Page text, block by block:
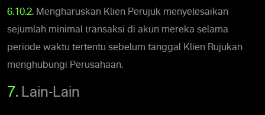
6.10.2. Mengharuskan Klien Perujuk menyelesaikan
sejumlah minimal transaksi di akun mereka selama
periode waktu tertentu sebelum tanggal Klien Rujukan
menghubungi Perusahaan.
7. Lain-Lain